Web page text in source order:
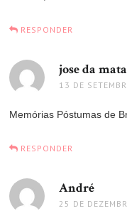
RESPONDER
jose da mata
13 DE
Memórias Póstumas de
RESPONDER
André
25 DE